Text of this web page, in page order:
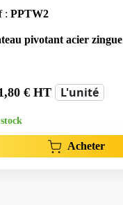
: PPTW2
pivotant acier zingue
€ HT L'unité
Acheter